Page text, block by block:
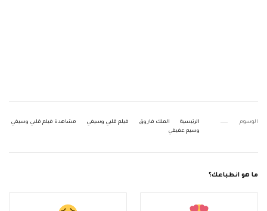
الوسوم الرئيسية الملك فاروق فيلم قلبي وسيفي
مشاهدة فيلم قلبي وسيفي
وسيم عفيفي
ما هو انطباعك؟